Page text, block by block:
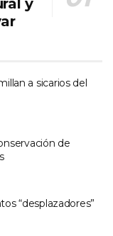
y
a sicarios del
de
“desplazadores”